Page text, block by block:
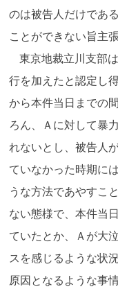
のは被告人だけであ
ことができない旨主張
東京地裁立川支部
行を加えたと認定し
から本件当日までの
ろん、Ａに対して暴
れないとし、被告人
ていなかった時期に
うな方法であやすこ
ない態様で、本件当
ていたとか、Ａが大
スを感じるような状
原因となるような事